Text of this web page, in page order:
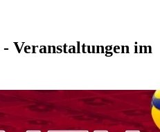
Veranstaltungen im